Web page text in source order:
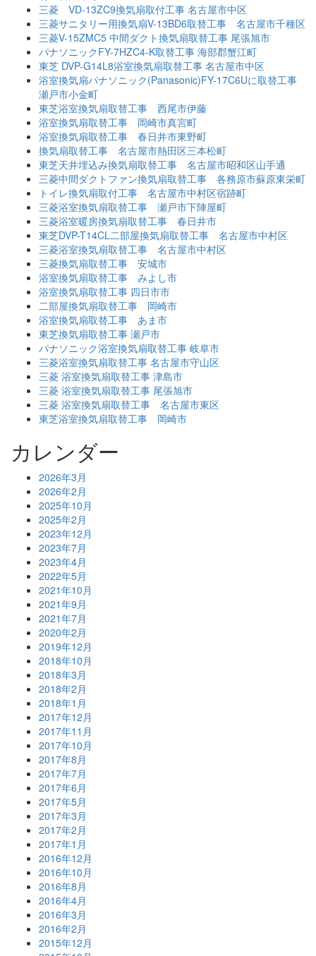
三菱 VD-13ZC9換気扇取付工事 名古屋市中区
三菱サニタリー用換気扇V-13BD6取替工事 名古屋市千種区
三菱V-15ZMC5 中間ダクト換気扇取替工事 尾張旭市
パナソニックFY-7HZC4-K取替工事 海部郡蟹江町
東芝 DVP-G14L8浴室換気扇取替工事 名古屋市中区
浴室換気扇パナソニック(Panasonic)FY-17C6Uに取替工事
瀬戸市小金町
東芝浴室換気扇取替工事 西尾市伊藤
浴室換気扇取替工事 岡崎市真宮町
浴室換気扇取替工事 春日井市東野町
換気扇取替工事 名古屋市熱田区三本松町
東芝天井埋込み換気扇取替工事 名古屋市昭和区山手通
三菱中間ダクトファン換気扇取替工事 各務原市蘇原東栄町
トイレ換気扇取付工事 名古屋市中村区宿跡町
三菱浴室換気扇取替工事 瀬戸市下陣屋町
三菱浴室暖房換気扇取替工事 春日井市
東芝DVP-T14CL二部屋換気扇取替工事 名古屋市中村区
三菱浴室換気扇取替工事 名古屋市中村区
三菱換気扇取替工事 安城市
浴室換気扇取替工事 みよし市
浴室換気扇取替工事 四日市市
二部屋換気扇取替工事 岡崎市
浴室換気扇取替工事 あま市
東芝換気扇取替工事 瀬戸市
パナソニック浴室換気扇取替工事 岐阜市
三菱浴室換気扇取替工事 名古屋市守山区
三菱 浴室換気扇取替工事 津島市
三菱 浴室換気扇取替工事 尾張旭市
三菱 浴室換気扇取替工事 名古屋市東区
東芝浴室換気扇取替工事 岡崎市
カレンダー
2026年3月
2026年2月
2025年10月
2025年2月
2023年12月
2023年7月
2023年4月
2022年5月
2021年10月
2021年9月
2021年7月
2020年2月
2019年12月
2018年10月
2018年3月
2018年2月
2018年1月
2017年12月
2017年11月
2017年10月
2017年8月
2017年7月
2017年6月
2017年5月
2017年3月
2017年2月
2017年1月
2016年12月
2016年10月
2016年8月
2016年4月
2016年3月
2016年2月
2015年12月